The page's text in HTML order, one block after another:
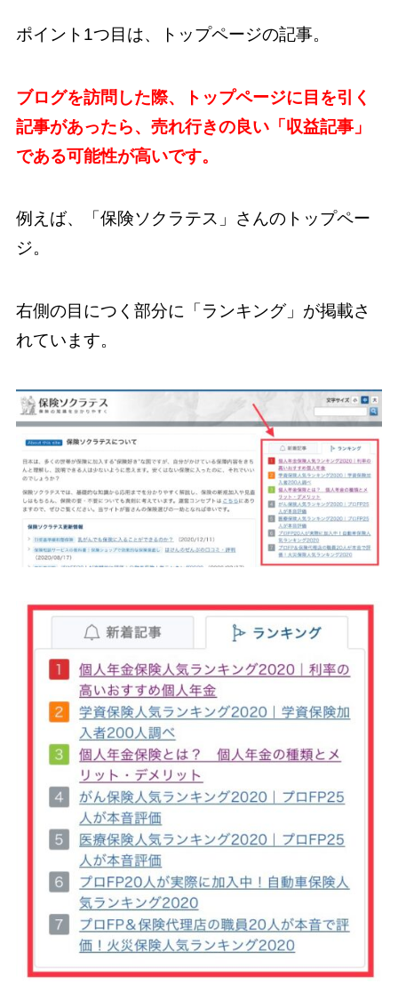
ポイント1つ目は、トップページの記事。
ブログを訪問した際、トップページに目を引く
記事があったら、売れ行きの良い「収益記事」
である可能性が高いです。
例えば、「保険ソクラテス」さんのトップペー
ジ。
右側の目につく部分に「ランキング」が掲載さ
れています。